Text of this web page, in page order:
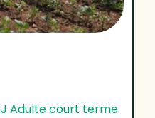
Adulte court terme